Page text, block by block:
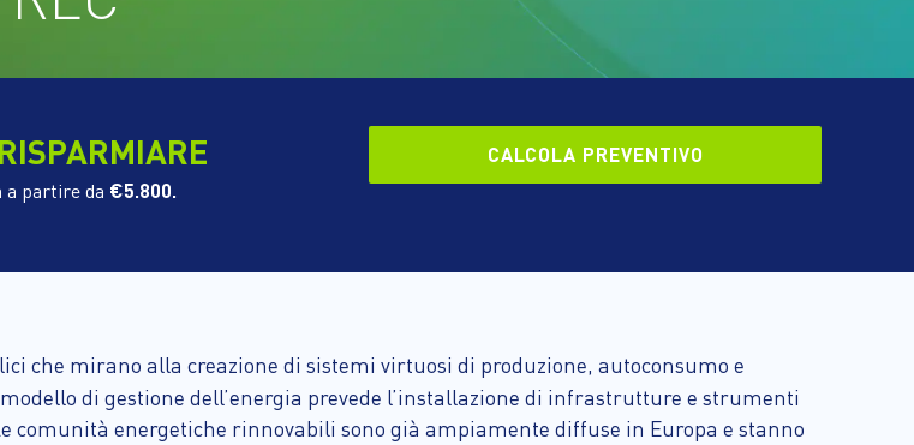
a partire da €5.800.
CALCOLA PREVENTIVO
che mirano alla creazione di sistemi virtuosi di produzione, autoconsumo e
modello di gestione dell’energia prevede l’installazione di infrastrutture e strumenti
comunità energetiche rinnovabili sono già ampiamente diffuse in Europa e stanno